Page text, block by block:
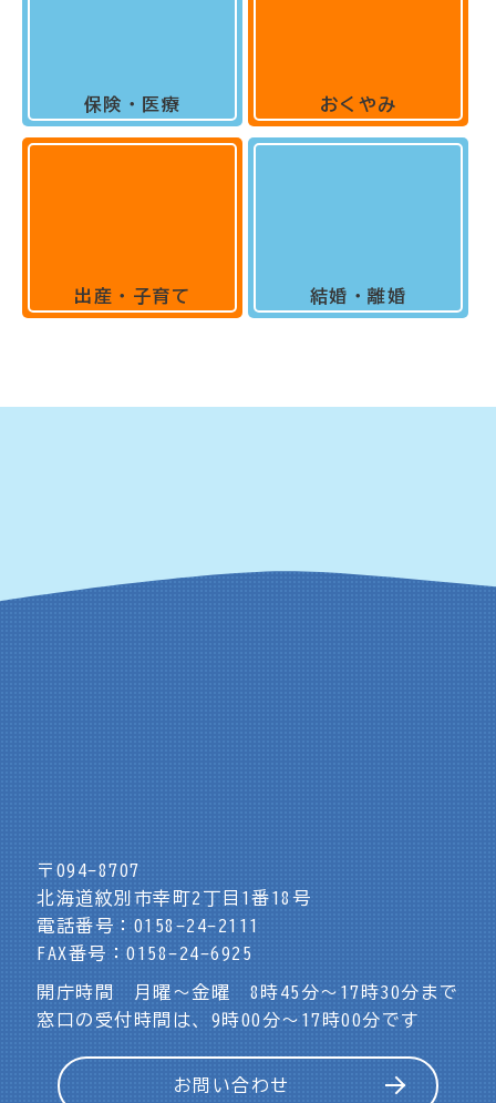
保険・医療
出産・子育て
おくやみ
結婚・離婚
〒094-8707
北海道紋別市幸町2丁目1番18号
電話番号：0158-24-2111
FAX番号：0158-24-6925
開庁時間 月曜～金曜 8時45分～17時30分まで
窓口の受付時間は、9時00分～17時00分です
お問い合わせ